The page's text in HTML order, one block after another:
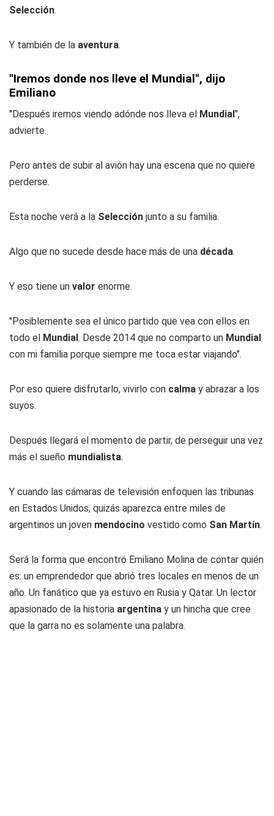
Selección.
Y también de la aventura.
"Iremos donde nos lleve el Mundial", dijo
Emiliano
"Después iremos viendo adónde nos lleva el Mundial",
advierte.
Pero antes de subir al avión hay una escena que no quiere
perderse.
Esta noche verá a la Selección junto a su familia.
Algo que no sucede desde hace más de una década.
Y eso tiene un valor enorme.
"Posiblemente sea el único partido que vea con ellos en
todo el Mundial. Desde 2014 que no comparto un Mundial
con mi familia porque siempre me toca estar viajando".
Por eso quiere disfrutarlo, vivirlo con calma y abrazar a los
suyos.
Después llegará el momento de partir, de perseguir una vez
más el sueño mundialista.
Y cuando las cámaras de televisión enfoquen las tribunas
en Estados Unidos, quizás aparezca entre miles de
argentinos un joven mendocino vestido como San Martín.
Será la forma que encontró Emiliano Molina de contar quién
es: un emprendedor que abrió tres locales en menos de un
año. Un fanático que ya estuvo en Rusia y Qatar. Un lector
apasionado de la historia argentina y un hincha que cree
que la garra no es solamente una palabra.